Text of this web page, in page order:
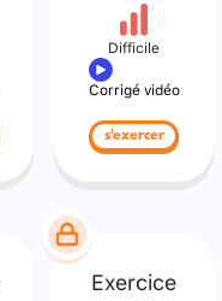
Difficile
Corrigé vidéo
s'exercer
Exercice